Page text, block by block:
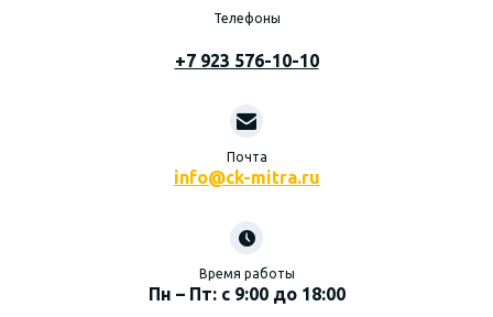
Телефоны
+7 923 576-10-10
Почта
info@ck-mitra.ru
Время работы
Пн – Пт: с 9:00 до 18:00